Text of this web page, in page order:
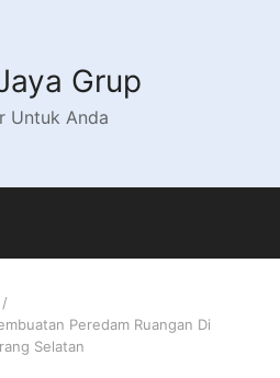
Grup
Untuk Anda
Peredam Ruangan Di
Selatan